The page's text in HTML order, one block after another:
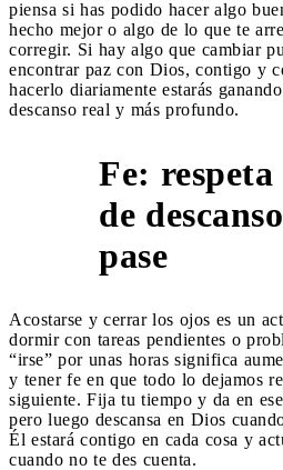
piensa si has podido hacer algo
hecho mejor o algo de lo que te
corregir. Si hay algo que cambiar
encontrar paz con Dios, contigo y
hacerlo diariamente estarás
descanso real y más profundo.
Fe:
de
pase
Acostarse y cerrar los ojos es un
dormir con tareas pendientes o
“irse” por unas horas significa
y tener fe en que todo lo dejamos
siguiente. Fija tu tiempo y da en
pero luego descansa en Dios
Él estará contigo en cada cosa y
cuando no te des cuenta.